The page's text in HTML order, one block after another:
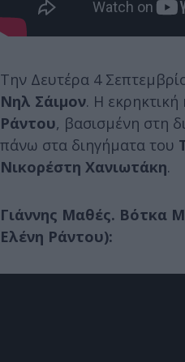
Την Δευτέρα 4
Νηλ Σάιμον. Η
Ράντου, βασισμένη στη
πάνω στα διηγήματα του
Νικορέστη Χανιωτάκη.
Γιάννης Μαθές. Βότκα
Ελένη Ράντου):